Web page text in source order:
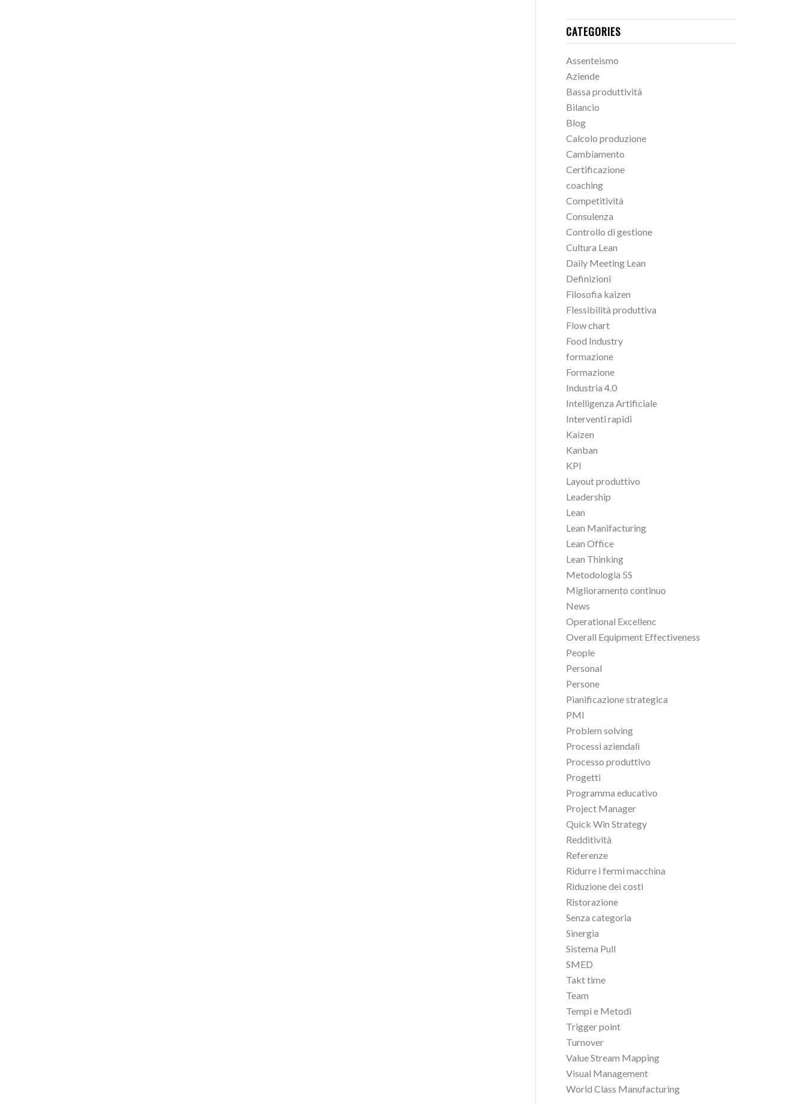
CATEGORIES
Assenteismo
Aziende
Bassa produttività
Bilancio
Blog
Calcolo produzione
Cambiamento
Certificazione
coaching
Competitività
Consulenza
Controllo di gestione
Cultura Lean
Daily Meeting Lean
Definizioni
Filosofia kaizen
Flessibilità produttiva
Flow chart
Food Industry
formazione
Formazione
Industria 4.0
Intelligenza Artificiale
Interventi rapidi
Kaizen
Kanban
KPI
Layout produttivo
Leadership
Lean
Lean Manifacturing
Lean Office
Lean Thinking
Metodologia 5S
Miglioramento continuo
News
Operational Excellenc
Overall Equipment Effectiveness
People
Personal
Persone
Pianificazione strategica
PMI
Problem solving
Processi aziendali
Processo produttivo
Progetti
Programma educativo
Project Manager
Quick Win Strategy
Redditività
Referenze
Ridurre i fermi macchina
Riduzione dei costi
Ristorazione
Senza categoria
Sinergia
Sistema Pull
SMED
Takt time
Team
Tempi e Metodi
Trigger point
Turnover
Value Stream Mapping
Visual Management
World Class Manufacturing